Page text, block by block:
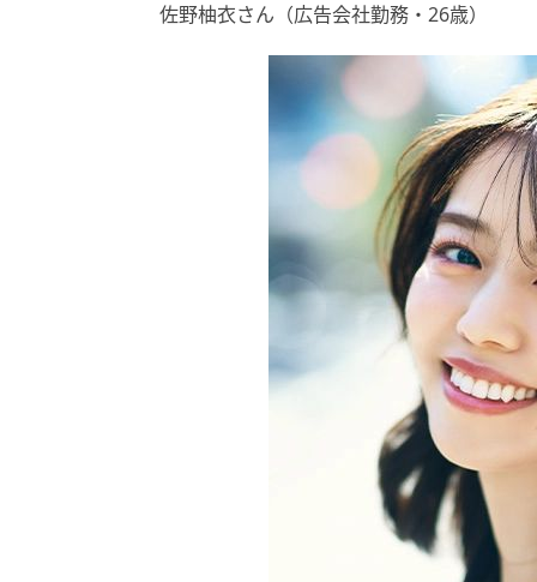
佐野柚衣さん（広告会社勤務・26歳）